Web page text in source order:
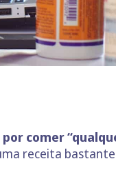
comer
receita